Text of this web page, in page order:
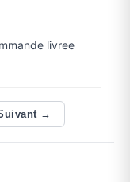
livree
→